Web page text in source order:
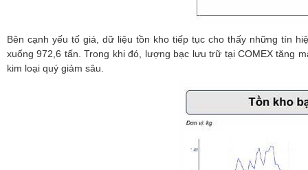
Bên cạnh yếu tố giá, dữ liệu tồn kho tiếp tục cho thấy những tín
xuống 972,6 tấn. Trong khi đó, lượng bạc lưu trữ tại COMEX tăng
kim loại quý giảm sâu.